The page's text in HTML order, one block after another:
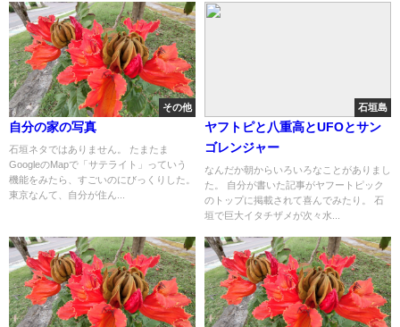
その他
自分の家の写真
石垣ネタではありません。 たまたま
GoogleのMapで「サテライト」っていう
機能をみたら、すごいのにびっくりした。
東京なんて、自分が住ん...
石垣島
ヤフトピと八重高とUFOとサン
ゴレンジャー
なんだか朝からいろいろなことがありまし
た。 自分が書いた記事がヤフートピック
のトップに掲載されて喜んでみたり。 石
垣で巨大イタチザメが次々水...